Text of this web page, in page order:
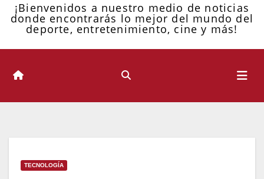
¡Bienvenidos a nuestro medio de noticias
donde encontrarás lo mejor del mundo del
deporte, entretenimiento, cine y más!
TECNOLOGÍA